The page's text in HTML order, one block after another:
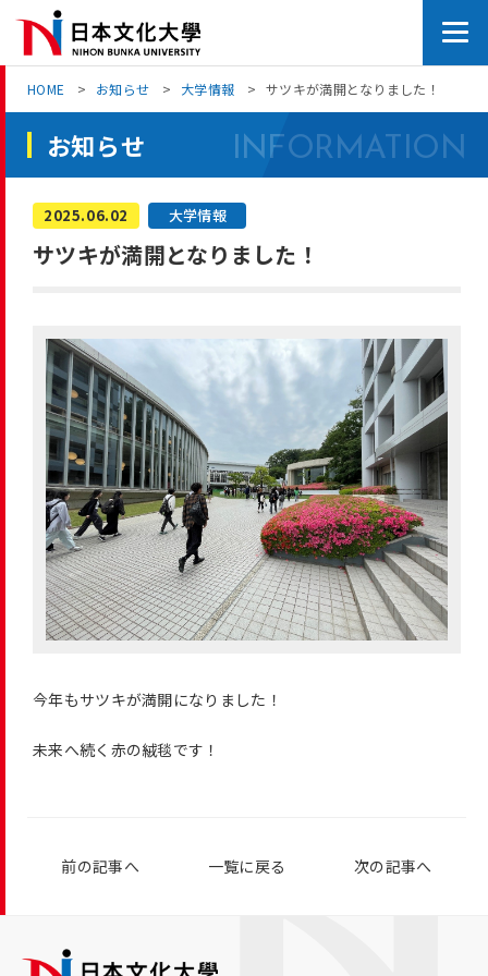
Skip
the
content
HOME お知らせ 大学情報 サツキが満開となりました！
お知らせ
2025.06.02 大学情報
サツキが満開となりました！
今年もサツキが満開になりました！
未来へ続く赤の絨毯です！
前の記事へ 一覧に戻る 次の記事へ